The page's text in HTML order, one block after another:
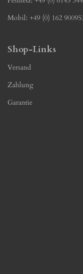
Mobil: +49 (0) 162
Shop-Links
Versand
Zahlung
Garantie